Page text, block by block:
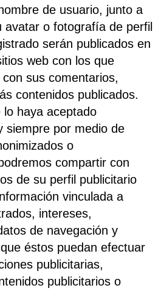
de usuario, junto a
avatar o fotografía de perfil
serán publicados en
web con los que
sus comentarios,
contenidos publicados.
lo haya aceptado
siempre por medio de
o
compartir con
de su perfil publicitario
vinculada a
intereses,
de navegación y
éstos puedan efectuar
publicitarias,
publicitarios o